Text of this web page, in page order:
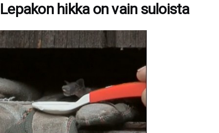
Lepakon hikka on vain suloista